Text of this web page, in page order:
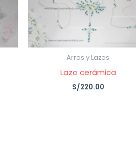
Arras y Lazos
Lazo cerámica
S/220.00